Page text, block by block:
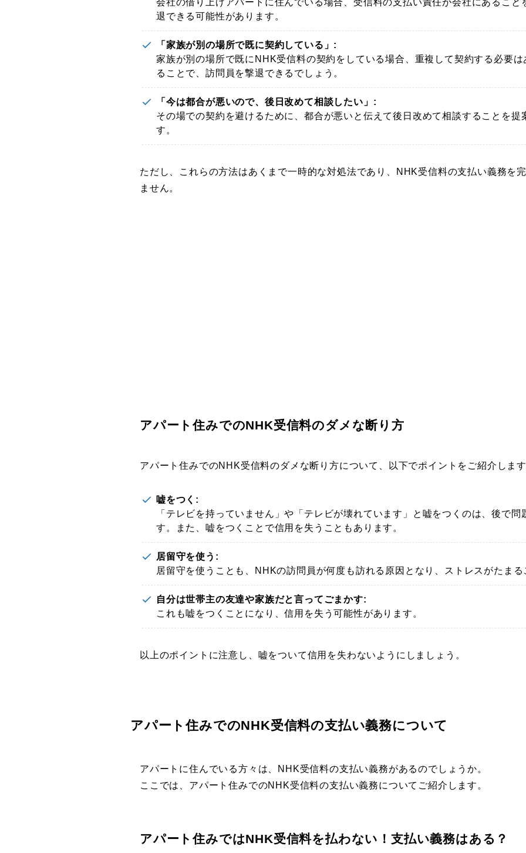
会社の借り上げアパートに住んでいる場合、受信料の支払い責任が会社にあること
退できる可能性があります。
「家族が別の場所で既に契約している」:
家族が別の場所で既にNHK受信料の契約をしている場合、重複して契約する必要は
ることで、訪問員を撃退できるでしょう。
「今は都合が悪いので、後日改めて相談したい」:
その場での契約を避けるために、都合が悪いと伝えて後日改めて相談することを提
す。
ただし、これらの方法はあくまで一時的な対処法であり、NHK受信料の支払い義務を
ません。
アパート住みでのNHK受信料のダメな断り方
アパート住みでのNHK受信料のダメな断り方について、以下でポイントをご紹介します
嘘をつく:
「テレビを持っていません」や「テレビが壊れています」と嘘をつくのは、後で問
す。また、嘘をつくことで信用を失うこともあります。
居留守を使う:
居留守を使うことも、NHKの訪問員が何度も訪れる原因となり、ストレスがたまる
自分は世帯主の友達や家族だと言ってごまかす:
これも嘘をつくことになり、信用を失う可能性があります。
以上のポイントに注意し、嘘をついて信用を失わないようにしましょう。
アパート住みでのNHK受信料の支払い義務について
アパートに住んでいる方々は、NHK受信料の支払い義務があるのでしょうか。
ここでは、アパート住みでのNHK受信料の支払い義務についてご紹介します。
アパート住みではNHK受信料を払わない！支払い義務はある？